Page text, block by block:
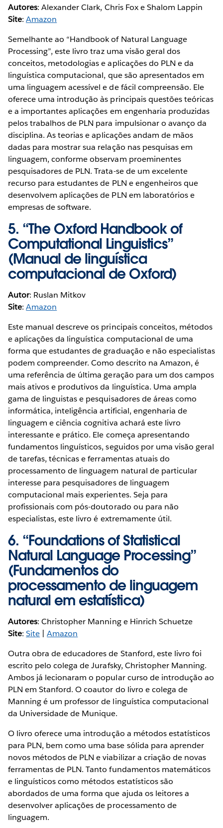
Autores: Alexander Clark, Chris Fox e Shalom Lappin
Site:Amazon
Semelhante ao “Handbook of Natural Language
Processing”, este livro traz uma visão geral dos
conceitos, metodologias e aplicações do PLN e da
linguística computacional, que são apresentados em
uma linguagem acessível e de fácil compreensão. Ele
oferece uma introdução às principais questões teóricas
e a importantes aplicações em engenharia produzidas
pelos trabalhos de PLN para impulsionar o avanço da
disciplina. As teorias e aplicações andam de mãos
dadas para mostrar sua relação nas pesquisas em
linguagem, conforme observam proeminentes
pesquisadores de PLN. Trata-se de um excelente
recurso para estudantes de PLN e engenheiros que
desenvolvem aplicações de PLN em laboratórios e
empresas de software.
5. “The Oxford Handbook of
Computational Linguistics”
(Manual de linguística
computacional de Oxford)
Autor: Ruslan Mitkov
Site:Amazon
Este manual descreve os principais conceitos, métodos
e aplicações da linguística computacional de uma
forma que estudantes de graduação e não especialistas
podem compreender. Como descrito na Amazon, é
uma referência de última geração para um dos campos
mais ativos e produtivos da linguística. Uma ampla
gama de linguistas e pesquisadores de áreas como
informática, inteligência artificial, engenharia de
linguagem e ciência cognitiva achará este livro
interessante e prático. Ele começa apresentando
fundamentos linguísticos, seguidos por uma visão geral
de tarefas, técnicas e ferramentas atuais do
processamento de linguagem natural de particular
interesse para pesquisadores de linguagem
computacional mais experientes. Seja para
profissionais com pós-doutorado ou para não
especialistas, este livro é extremamente útil.
6. “Foundations of Statistical
Natural Language Processing”
(Fundamentos do
processamento de linguagem
natural em estatística)
Autores: Christopher Manning e Hinrich Schuetze
Site:Site |Amazon
Outra obra de educadores de Stanford, este livro foi
escrito pelo colega de Jurafsky, Christopher Manning.
Ambos já lecionaram o popular curso de introdução ao
PLN em Stanford. O coautor do livro e colega de
Manning é um professor de linguística computacional
da Universidade de Munique.
O livro oferece uma introdução a métodos estatísticos
para PLN, bem como uma base sólida para aprender
novos métodos de PLN e viabilizar a criação de novas
ferramentas de PLN. Tanto fundamentos matemáticos
e linguísticos como métodos estatísticos são
abordados de uma forma que ajuda os leitores a
desenvolver aplicações de processamento de
linguagem.